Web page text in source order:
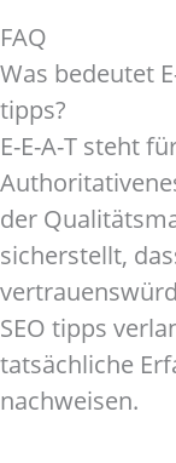
FAQ
Was bedeutet
tipps?
E-E-A-T steht
der
sicherstellt,
SEO tipps
tatsächliche
nachweisen.